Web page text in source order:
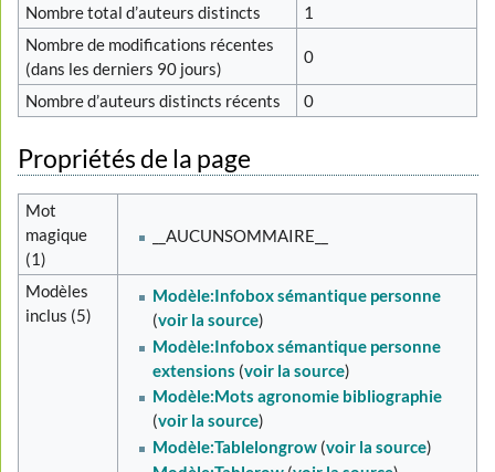
Nombre total d’auteurs distincts
1
Nombre de modifications récentes
(dans les derniers 90 jours)
0
Nombre d’auteurs distincts récents 0
Propriétés de la page
Mot
magique
(1)
__AUCUNSOMMAIRE__
Modèles
inclus (5)
Modèle:Infobox sémantique personne
(voir la source)
Modèle:Infobox sémantique personne
extensions (voir la source)
Modèle:Mots agronomie bibliographie
(voir la source)
Modèle:Tablelongrow(voir la source)